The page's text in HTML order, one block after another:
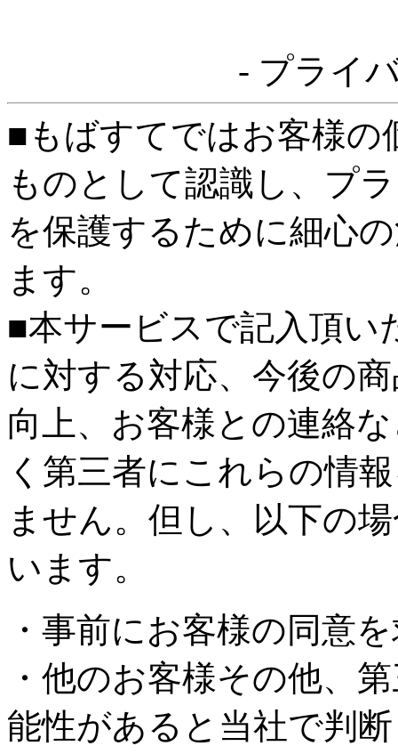
- プライ
■もばすてではお客様の
ものとして認識し、プ
を保護するために細心
ます。
■本サービスで記入頂い
に対する対応、今後の
向上、お客様との連絡
く第三者にこれらの情
ません。但し、以下の
います。
・事前にお客様の同意
・他のお客様その他、
能性があると当社で判